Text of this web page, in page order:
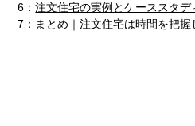
6：注文住宅の実例とケーススタデ
7： まとめ｜注文住宅は時間を把